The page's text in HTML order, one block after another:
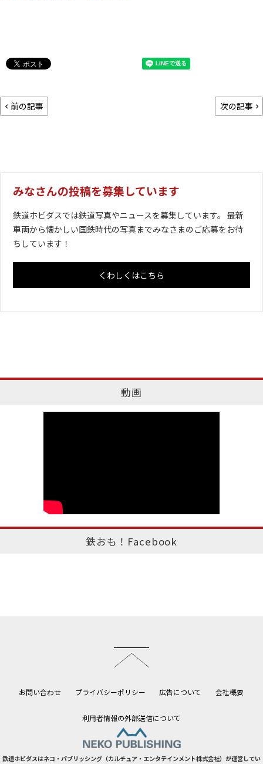
前の記事 次の記事
みなさんの投稿を募集しています
鉄道ホビダスでは鉄道写真やニュースを募集しています。 最新
車両から懐かしい国鉄時代の写真までみなさまのご応募をお待
ちしています！
くわしくはこちら
動画
鉄おも！Facebook
お問い合わせ プライバシーポリシー 広告について 会社概要
利用者情報の外部送信について
鉄道ホビダスはネコ・パブリッシング（カルチュア・エンタテインメント株式会社）が運営してい